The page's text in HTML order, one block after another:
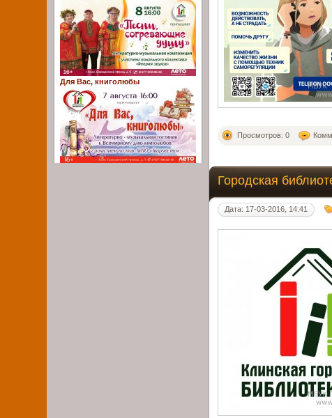
Просмотров: 0
Городская
Дата: 17-03-2016, 14:41
Для Вас, книголюбы